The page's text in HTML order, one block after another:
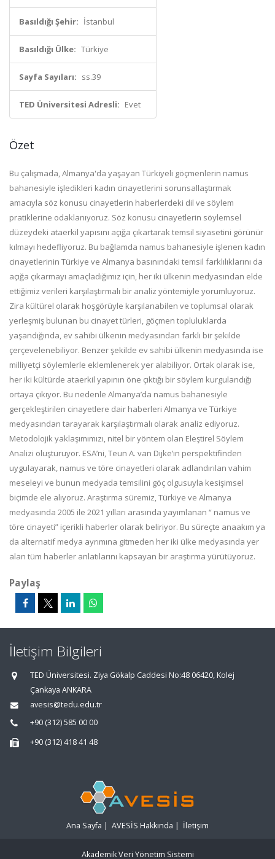
Basıldığı Şehir: İstanbul
Basıldığı Ülke: Türkiye
Sayfa Sayıları: ss.39
TED Üniversitesi Adresli: Evet
Özet
Bu çalışmada, Almanya'da yaşayan Türkiyeli göçmenlerin namus
bahanesiyle işledikleri kadın cinayetlerini sorunsallaştırmak
amacıyla söz konusu cinayetlerin haberlerdeki dil ve söylem
pratiklerine odaklanıyoruz. Söz konusu cinayetlerin söylemsel
düzeydeki ataerkil yapısını açığa çıkartarak temsil siyasetini görünür
kılmayı hedefliyoruz. Bu bağlamda namus bahanesiyle işlenen kadın
cinayetlerinin Türkiye ve Almanya basınındaki temsil farklılıklarını da
açığa çıkarmayı amaçladığımız için, her iki ülkenin medyasından elde
ettiğimiz verileri karşılaştırmalı bir analiz yöntemiyle yorumluyoruz.
Zira kültürel olarak hoşgörüyle karşılanabilen ve toplumsal olarak
yerleşmiş bulunan bu cinayet türleri, göçmen topluluklarda
yaşandığında, ev sahibi ülkenin medyasından farklı bir şekilde
çerçevelenebiliyor. Benzer şekilde ev sahibi ülkenin medyasında ise
milliyetçi söylemlerle eklemlenerek yer alabiliyor. Ortak olarak ise,
her iki kültürde ataerkil yapının öne çıktığı bir söylem kurgulandığı
ortaya çıkıyor. Bu nedenle Almanya’da namus bahanesiyle
gerçekleştirilen cinayetlere dair haberleri Almanya ve Türkiye
medyasından tarayarak karşılaştırmalı olarak analiz ediyoruz.
Metodolojik yaklaşımımızı, nitel bir yöntem olan Eleştirel Söylem
Analizi oluşturuyor. ESA’ni, Teun A. van Dijke’ın perspektifinden
uygulayarak, namus ve töre cinayetleri olarak adlandırılan vahim
meseleyi ve bunun medyada temsilini göç olgusuyla kesişimsel
biçimde ele alıyoruz. Araştırma süremiz, Türkiye ve Almanya
medyasında 2005 ile 2021 yılları arasında yayımlanan “ namus ve
töre cinayeti” içerikli haberler olarak beliriyor. Bu süreçte anaakım ya
da alternatif medya ayrımına gitmeden her iki ülke medyasında yer
alan tüm haberler anlatılarını kapsayan bir araştırma yürütüyoruz.
Paylaş
İletişim Bilgileri
TED Üniversitesi. Ziya Gökalp Caddesi No:48 06420, Kolej
Çankaya ANKARA
avesis@tedu.edu.tr
+90 (312) 585 00 00
+90 (312) 418 41 48
Ana Sayfa | AVESİS Hakkında | İletişim
Akademik Veri Yönetim Sistemi